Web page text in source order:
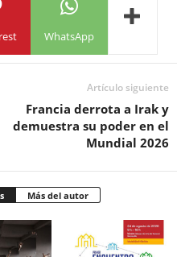
WhatsApp
Artículo siguiente
Francia derrota a Irak y
demuestra su poder en el
Mundial 2026
Más del autor